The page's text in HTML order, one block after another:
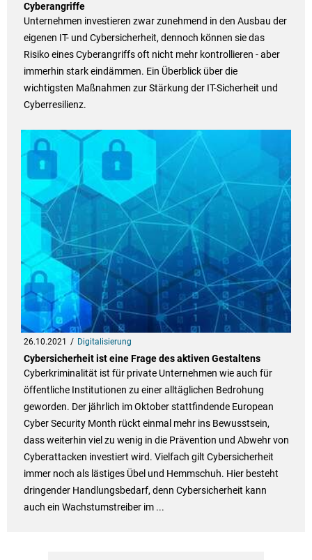
Cyberangriffe
Unternehmen investieren zwar zunehmend in den Ausbau der
eigenen IT- und Cybersicherheit, dennoch können sie das
Risiko eines Cyberangriffs oft nicht mehr kontrollieren - aber
immerhin stark eindämmen. Ein Überblick über die
wichtigsten Maßnahmen zur Stärkung der IT-Sicherheit und
Cyberresilienz.
26.10.2021 Digitalisierung
Cybersicherheit ist eine Frage des aktiven Gestaltens
Cyberkriminalität ist für private Unternehmen wie auch für
öffentliche Institutionen zu einer alltäglichen Bedrohung
geworden. Der jährlich im Oktober stattfindende European
Cyber Security Month rückt einmal mehr ins Bewusstsein,
dass weiterhin viel zu wenig in die Prävention und Abwehr von
Cyberattacken investiert wird. Vielfach gilt Cybersicherheit
immer noch als lästiges Übel und Hemmschuh. Hier besteht
dringender Handlungsbedarf, denn Cybersicherheit kann
auch ein Wachstumstreiber im ...